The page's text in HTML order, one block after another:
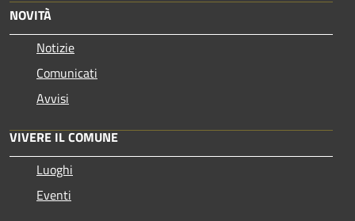
NOVITÀ
Notizie
Comunicati
Avvisi
VIVERE IL COMUNE
Luoghi
Eventi